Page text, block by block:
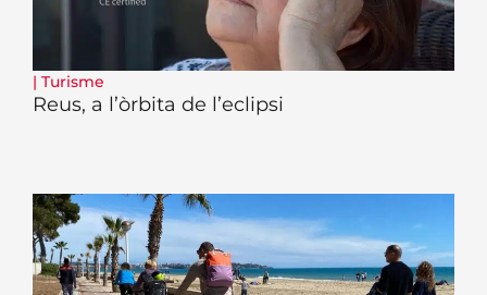
| Turisme
Reus, a l’òrbita de l’eclipsi